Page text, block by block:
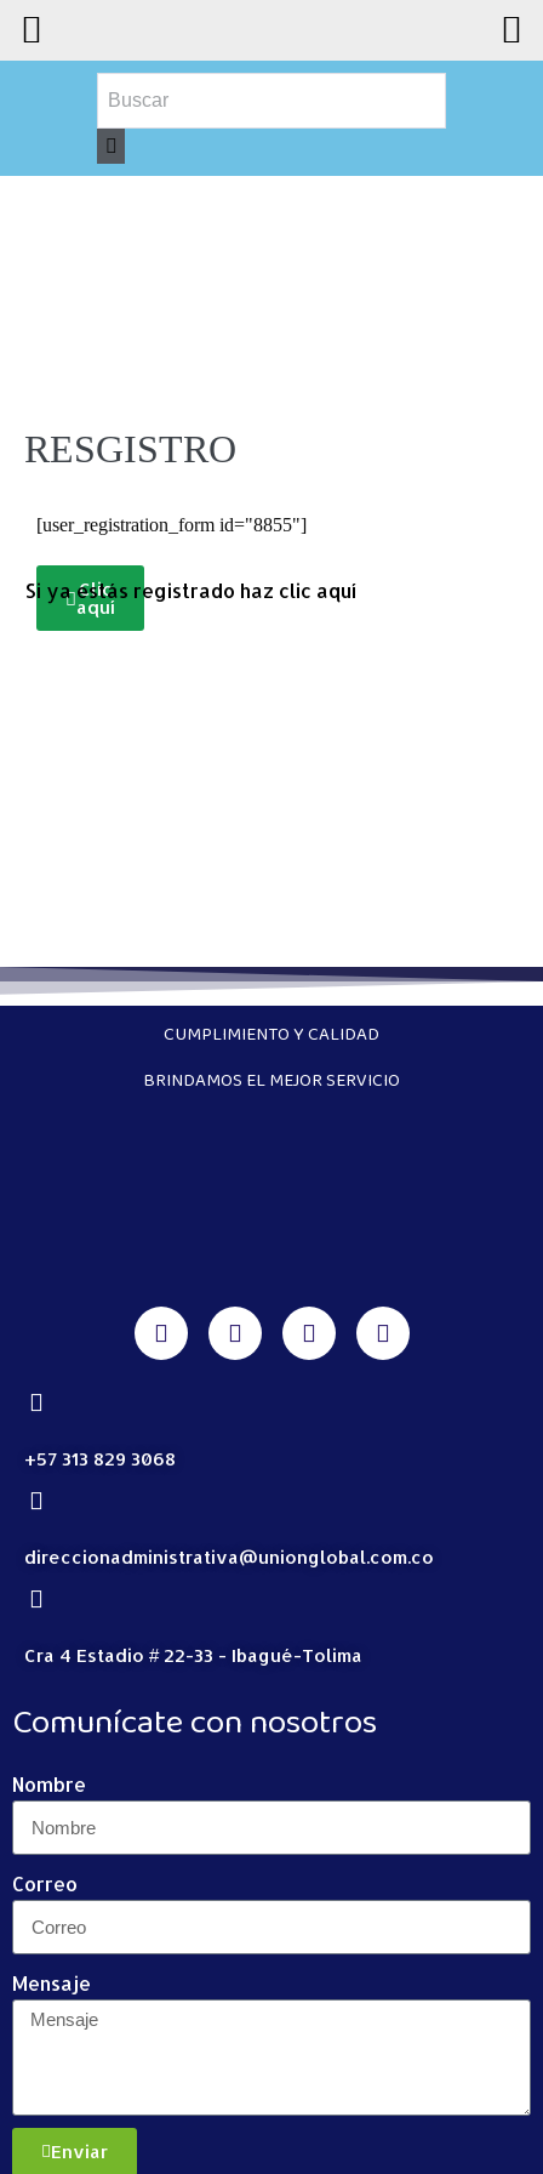
RESGISTRO
[user_registration_form id="8855"]
Clic
aquí
Si ya estás registrado haz clic aquí
CUMPLIMIENTO Y CALIDAD
BRINDAMOS EL MEJOR SERVICIO
+57 313 829 3068
direccionadministrativa@unionglobal.com.co
Cra 4 Estadio # 22-33 - Ibagué-Tolima
Comunícate con nosotros
Nombre
Correo
Mensaje
Enviar